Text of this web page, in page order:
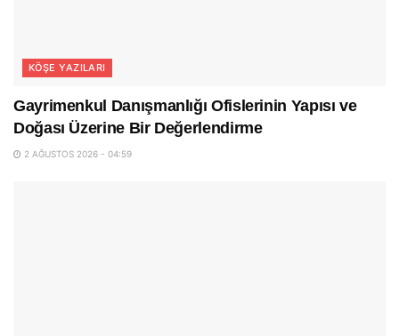
KÖŞE YAZILARI
Gayrimenkul Danışmanlığı Ofislerinin Yapısı ve
Doğası Üzerine Bir Değerlendirme
2 AĞUSTOS 2026 - 04:59